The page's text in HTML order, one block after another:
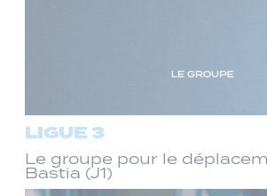
LIGUE 3
Le groupe pour le
Bastia (J1)